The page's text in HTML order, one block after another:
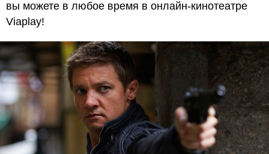
вы можете в любое время в онлайн-кинотеатре
Viaplay!